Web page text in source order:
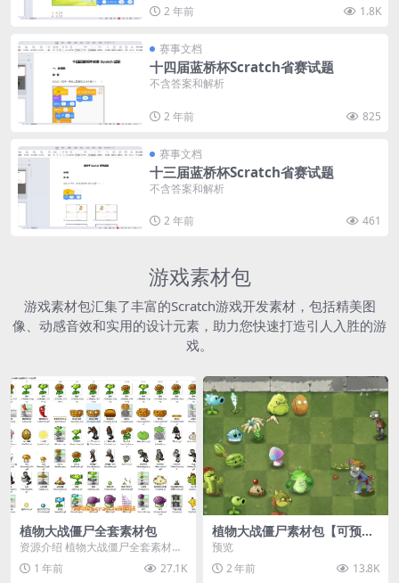
2 年前
1.8K
赛事文档
十四届蓝桥杯Scratch省赛试题
不含答案和解析
2 年前 825
赛事文档
十三届蓝桥杯Scratch省赛试题
不含答案和解析
2 年前 461
游戏素材包
游戏素材包汇集了丰富的Scratch游戏开发素材，包括精美图
像、动感音效和实用的设计元素，助力您快速打造引人入胜的游
戏。
植物大战僵尸全套素材包
资源介绍 植物大战僵尸全套素材
包，包含227个丰富多样的素材，
涵盖角色、背景、动...
1 年前 27.1K
植物大战僵尸素材包【可预
览】
预览
2 年前
13.8K